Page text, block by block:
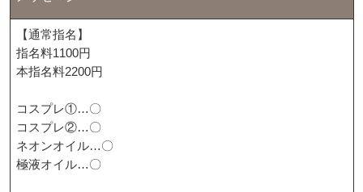
【通常指名】
指名料1100円
本指名料2200円
コスプレ①…〇
コスプレ②…〇
ネオンオイル…〇
極液オイル…〇